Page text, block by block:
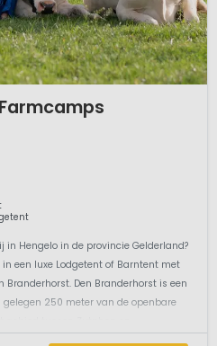
in Hengelo in de provincie Gelderland?
een luxe Lodgetent of Barntent met
Den Branderhorst is een
250 meter van de openbare